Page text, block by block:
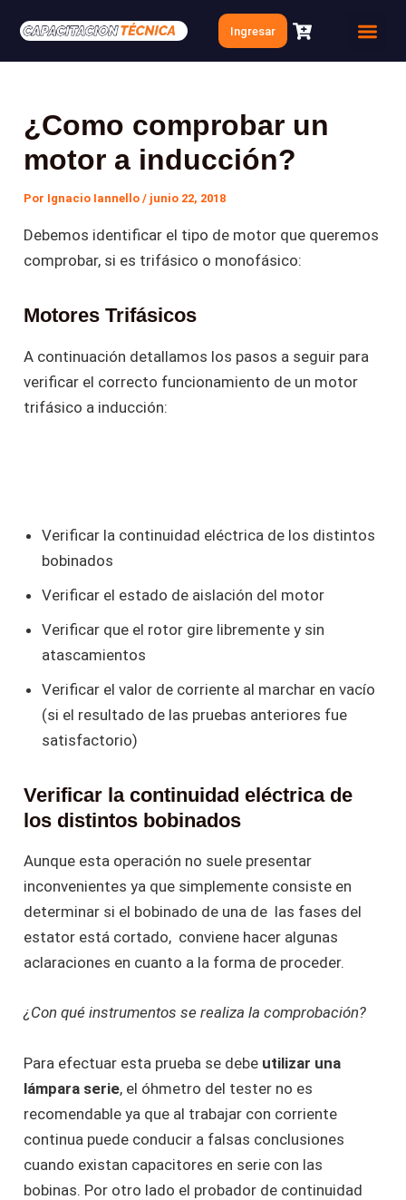
contenido
Ingresar
¿Como comprobar un
motor a inducción?
Por Ignacio Iannello/ junio 22, 2018
Debemos identificar el tipo de motor que queremos
comprobar, si es trifásico o monofásico:
Motores Trifásicos
A continuación detallamos los pasos a seguir para
verificar el correcto funcionamiento de un motor
trifásico a inducción:
Verificar la continuidad eléctrica de los distintos
bobinados
Verificar el estado de aislación del motor
Verificar que el rotor gire libremente y sin
atascamientos
Verificar el valor de corriente al marchar en vacío
(si el resultado de las pruebas anteriores fue
satisfactorio)
Verificar la continuidad eléctrica de
los distintos bobinados
Aunque esta operación no suele presentar
inconvenientes ya que simplemente consiste en
determinar si el bobinado de una de las fases del
estator está cortado, conviene hacer algunas
aclaraciones en cuanto a la forma de proceder.
¿Con qué instrumentos se realiza la comprobación?
Para efectuar esta prueba se debe utilizar una
lámpara serie, el óhmetro del tester no es
recomendable ya que al trabajar con corriente
continua puede conducir a falsas conclusiones
cuando existan capacitores en serie con las
bobinas. Por otro lado el probador de continuidad
de
entradas